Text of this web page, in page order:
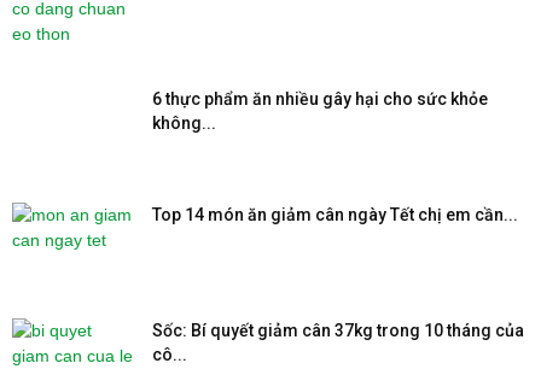
6 thực phẩm ăn nhiều gây hại cho sức khỏe
không...
Top 14 món ăn giảm cân ngày Tết chị em cần...
Sốc: Bí quyết giảm cân 37kg trong 10 tháng của
cô...